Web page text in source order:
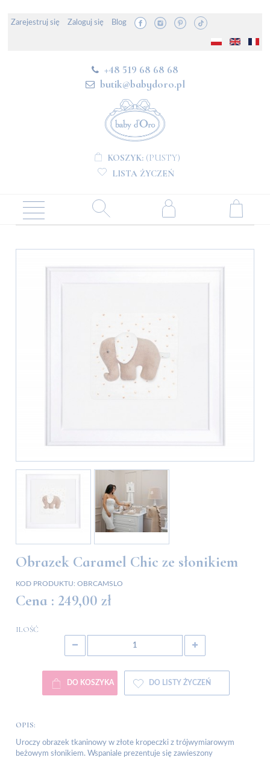
Zarejestruj się Zaloguj się Blog
+48 519 68 68 68
butik@babydoro.pl
KOSZYK: (PUSTY)
LISTA ŻYCZEŃ
Obrazek Caramel Chic ze słonikiem
KOD PRODUKTU: OBRCAMSLO
Cena : 249,00 zł
ILOŚĆ
DO KOSZYKA DO LISTY ŻYCZEŃ
OPIS:
Uroczy obrazek tkaninowy w złote kropeczki z trójwymiarowym
beżowym słonikiem. Wspaniale prezentuje się zawieszony